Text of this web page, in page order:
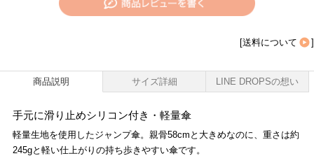
[送料について ]
商品説明 サイズ詳細 LINE DROPSの想い
手元に滑り止めシリコン付き・軽量傘
軽量生地を使用したジャンプ傘。親骨58cmと大きめなのに、重さは約
245gと軽い仕上がりの持ち歩きやすい傘です。